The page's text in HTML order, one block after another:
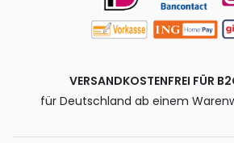
VERSANDKOSTENFREI FÜR
für Deutschland ab einem